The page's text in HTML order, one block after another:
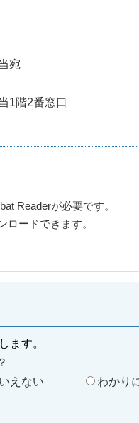
宛
1階2番窓口
Readerが必要です。
ロードできます。
ます。
えない わかり